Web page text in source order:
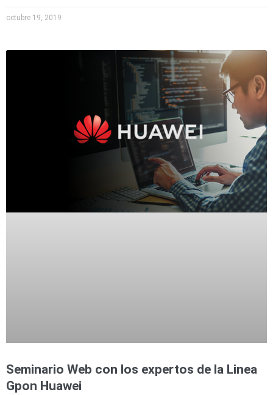
octubre 19, 2019
Seminario Web con los expertos de la Linea
Gpon Huawei